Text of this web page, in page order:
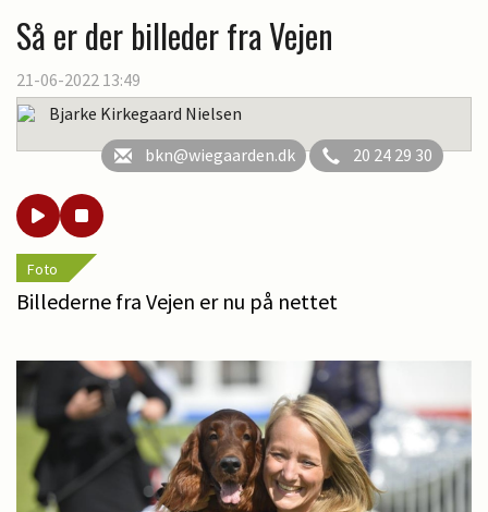
Så er der billeder fra Vejen
21-06-2022 13:49
Bjarke Kirkegaard Nielsen
bkn@wiegaarden.dk
20 24 29 30
Foto
Billederne fra Vejen er nu på nettet